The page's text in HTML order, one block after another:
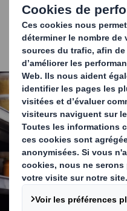
Nous vous